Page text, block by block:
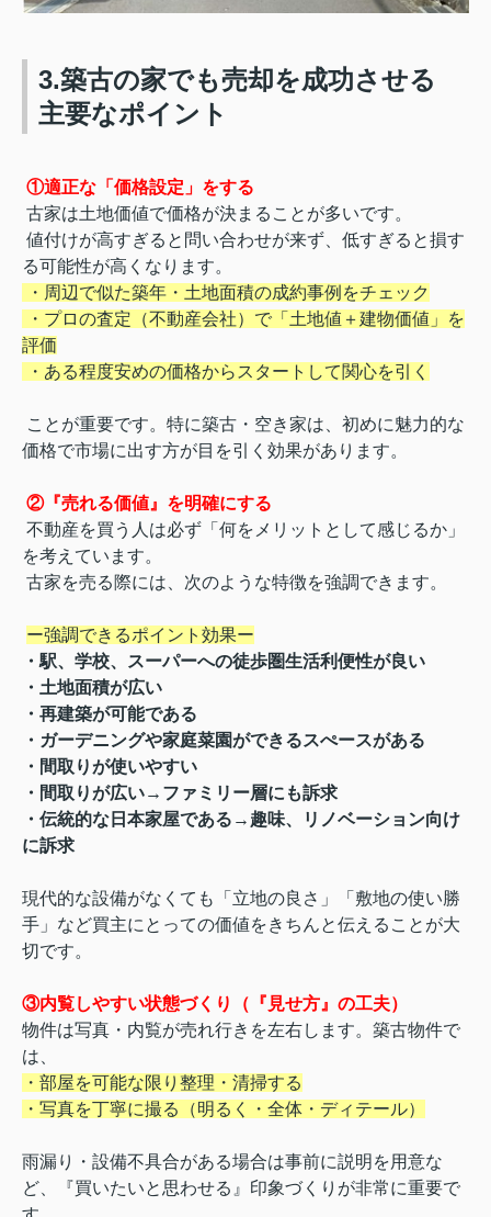
3.築古の家でも売却を成功させる
主要なポイント
①適正な「価格設定」をする
古家は土地価値で価格が決まることが多いです。
値付けが高すぎると問い合わせが来ず、低すぎると損す
る可能性が高くなります。
・周辺で似た築年・土地面積の成約事例をチェック
・プロの査定（不動産会社）で「土地値＋建物価値」を
評価
・ある程度安めの価格からスタートして関心を引く
ことが重要です。特に築古・空き家は、初めに魅力的な
価格で市場に出す方が目を引く効果があります。
②『売れる価値』を明確にする
不動産を買う人は必ず「何をメリットとして感じるか」
を考えています。
古家を売る際には、次のような特徴を強調できます。
ー強調できるポイント効果ー
・駅、学校、スーパーへの徒歩圏生活利便性が良い
・土地面積が広い
・再建築が可能である
・ガーデニングや家庭菜園ができるスぺースがある
・間取りが使いやすい
・間取りが広い→ファミリー層にも訴求
・伝統的な日本家屋である→趣味、リノベーション向け
に訴求
現代的な設備がなくても「立地の良さ」「敷地の使い勝
手」など買主にとっての価値をきちんと伝えることが大
切です。
③内覧しやすい状態づくり（『見せ方』の工夫）
物件は写真・内覧が売れ行きを左右します。築古物件で
は、
・部屋を可能な限り整理・清掃する
・写真を丁寧に撮る（明るく・全体・ディテール）
雨漏り・設備不具合がある場合は事前に説明を用意な
ど、『買いたいと思わせる』印象づくりが非常に重要で